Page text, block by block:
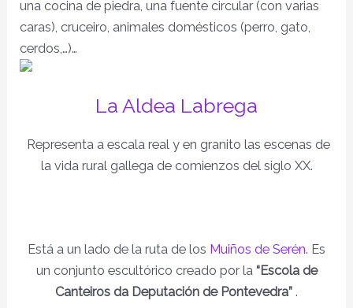
una cocina de piedra, una fuente circular (con varias
caras), cruceiro, animales domésticos (perro, gato,
cerdos,…)…
La Aldea Labrega
Representa a escala real y en granito las escenas de
la vida rural gallega de comienzos del siglo XX.
Está a un lado de la ruta de los Muiños de Serén. Es
un conjunto escultórico creado por la “Escola de
Canteiros da Deputación de Pontevedra” .